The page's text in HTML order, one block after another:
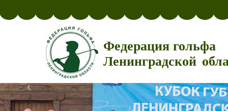
Федерация гольфа
Ленинградской